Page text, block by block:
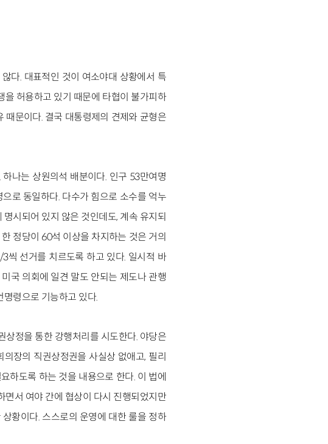
다. 대표적인 것이 여소야대 상황에서 특
허용하고 있기 때문에 타협이 불가피하
때문이다. 결국 대통령제의 견제와 균형은
나는 상원의석 배분이다. 인구 53만여명
로 동일하다. 다수가 힘으로 소수를 억누
시되어 있지 않은 것인데도, 계속 유지되
정당이 60석 이상을 차지하는 것은 거의
씩 선거를 치르도록 하고 있다. 일시적 바
국 의회에 일견 말도 안되는 제도나 관행
령으로 기능하고 있다.
상정을 통한 강행처리를 시도한다. 야당은
장의 직권상정권을 사실상 없애고, 필리
하도록 하는 것을 내용으로 한다. 이 법에
면서 여야 간에 협상이 다시 진행되었지만
황이다. 스스로의 운영에 대한 룰을 정하